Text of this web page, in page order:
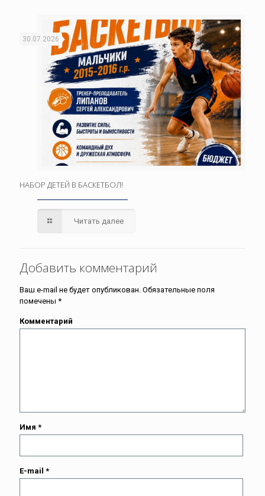
30.07.2026
НАБОР ДЕТЕЙ В БАСКЕТБОЛ!
Читать далее
Добавить комментарий
Ваш e-mail не будет опубликован. Обязательные поля
помечены *
Комментарий
Имя *
E-mail *